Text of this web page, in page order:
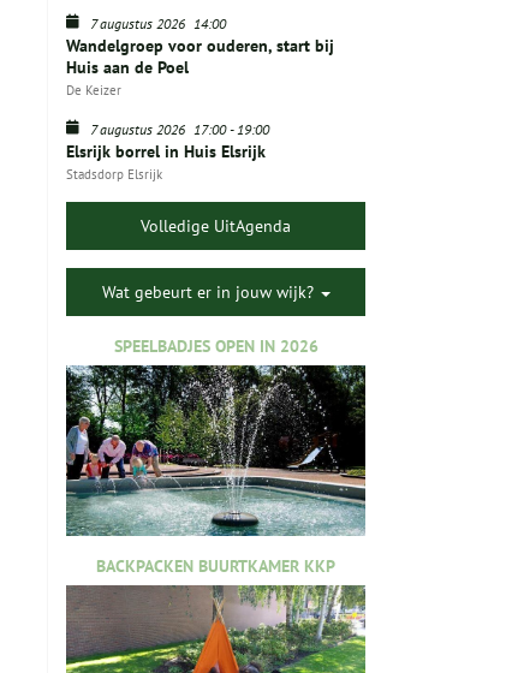
7 augustus 2026 14:00
Wandelgroep voor ouderen, start bij
Huis aan de Poel
De Keizer
7 augustus 2026 17:00-19:00
Elsrijk borrel in Huis Elsrijk
Stadsdorp Elsrijk
Volledige UitAgenda
Wat gebeurt er in jouw wijk?
SPEELBADJES OPEN IN 2026
BACKPACKEN BUURTKAMER KKP